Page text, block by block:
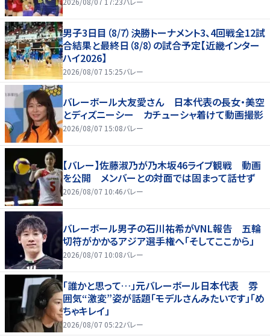
男子3日目（8/7）決勝トーナメント3、4回戦全12試
合結果と最終日（8/8）の試合予定【近畿インター
ハイ2026】
2026/08/07 15:25バレー
バレーボール大友愛さん 日本代表の長女・美空
とディズニーシー カチューシャ着けて動画撮影
2026/08/07 15:08バレー
【バレー】佐藤淑乃が乃木坂46ライブ観戦 動画
を公開 メンバーとの対面では固まって話せず
2026/08/07 10:46バレー
バレーボール男子の石川祐希がVNL報告 五輪
切符がかかるアジア選手権へ「そしてここから」
2026/08/07 10:08バレー
「誰かと思って…」元バレーボール日本代表 雰
囲気“激変”姿が話題「モデルさんみたいです」「め
ちゃキレイ」
2026/08/07 05:22バレー